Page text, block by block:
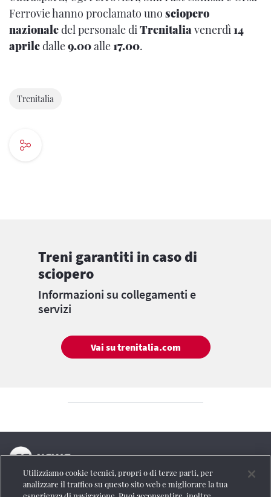
Ferrovie hanno proclamato uno sciopero
nazionaledel personale diTrenitaliavenerdì14
apriledalle9.00alle17.00.
Trenitalia
Treni garantiti in caso di
sciopero
Informazioni su collegamenti e
servizi
Vai su trenitalia.com
La testata online del Gruppo FS Italiane
Utilizziamo cookie tecnici, propri o di terze parti, per
analizzare il traffico su questo sito web e migliorare la tua